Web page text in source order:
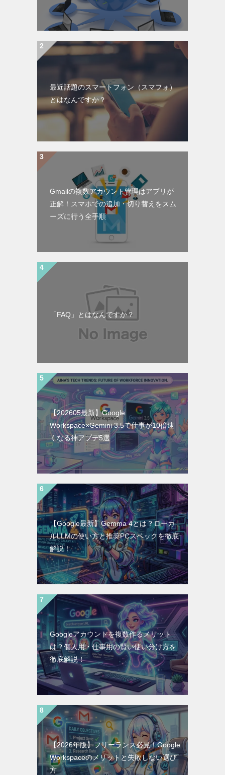
最近話題のスマートフォン（スマフォ）
とはなんですか？
Gmailの複数アカウント管理はアプリが
正解！スマホでの追加・切り替えをスム
ーズに行う全手順
「FAQ」とはなんですか？
【202605最新】Google
Workspace×Gemini 3.5で仕事が10倍速
くなる神アプデ5選
【Google最新】Gemma 4とは？ローカ
ルLLMの使い方と推奨PCスペックを徹底
解説！
Googleアカウントを複数作るメリット
は？個人用・仕事用の賢い使い分け方を
徹底解説！
【2026年版】フリーランス必見！Google
Workspaceのメリットと失敗しない選び
方